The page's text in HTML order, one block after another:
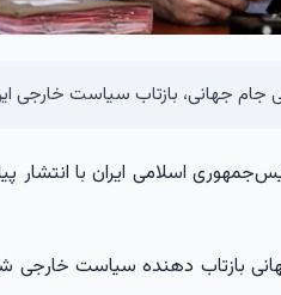
جام جهانی، بازتاب سیاست خارجی
اسلامی ایران با انتشار
بازتاب‌ دهنده سیاست